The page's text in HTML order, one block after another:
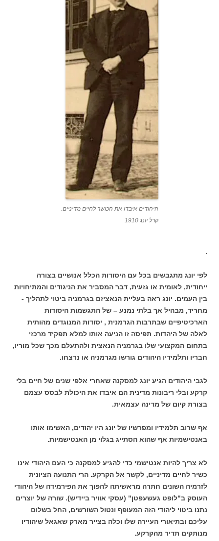
היהודים איבדו את הכושר לחיים מדיניים.
קרל יונג 1910
.
לפי יונג מתגבשים בכל עם היסודות הכלל אנושיים בצורה
ייחודית, לאומית או גזעית, דבר המסביר את הניגודים והמתיחויות
בין העמים. יונג ראה בעליית הנאציזם בגרמניה ביטוי לתהליך -
מחריד, מבהיל אך בלתי נמנע – של התגשמות היסודות
הארכיטיפיים שבתרבות הגרמנית , יסודות המנוגדים מהותית
לאלה של היהדות. תפיסה זו הניעה אותו למלא תפקיד מרכזי
בתחום המקצועי שלו בגרמניה הנאצית ולהתעלם מכך שכל מוריו,
חבריו ותלמידיו היהודים גורשו מגרמניה או נרצחו.
לגבי היהודים הגיע יונג למסקנה שאחרי אלפי שנים של חיים בלי
קרקע ובלי ריבונות מדינית הם איבדו את היכולת לבסס עצמם
בצורת קיום של מדינה עצמאית.
אף שרוב תלמידיו ומפרשיו של יונג היו יהודים, האשימו אותו
באנטישמיות אף שהוא הסתייג בגלוי מן האנטישמיות.
לא צריך להיות אנטישמי כדי להגיע למסקנה כי העם היהודי אינו
כשיר לחיים מדיניים, לקשר אל הקרקע. הרי התנועה הציונית
לזרמיה השונים חתרה מראשיתה להפוך את הפירמידה של היהודי
העוסק ב"לופט געשעפטן" (עסקי אוויר ביידיש). שורה של יוצרים
נתנו ביטוי ליהודי הזה המעופף ונטול השורשים, החל בשלום
עליכם ובתיאורי העיירה שלו וכלה בצייר מארק שאגאל שיהודיו
מנותקים תדיר מהקרקע.